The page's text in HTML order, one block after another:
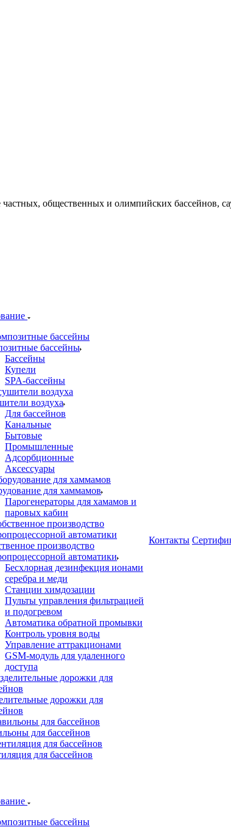
общественных и олимпийских бассейнов,
бассейны
Бассейны
Купели
SPA-бассейны
воздуха
Для бассейнов
Канальные
Бытовые
Промышленные
Адсорбционные
Аксессуары
для хаммамов
Парогенераторы для хамамов и
паровых кабин
производство
автоматики
Беcхлорная дезинфекция ионами
серебра и меди
Станции химдозации
Пульты управления фильтрацией
и подогревом
Автоматика обратной промывки
Контроль уровня воды
Управление аттракционами
GSM-модуль для удаленного
доступа
дорожки для
для бассейнов
для бассейнов
Контакты